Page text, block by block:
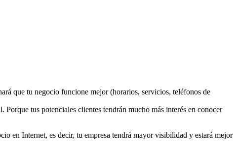
que tu negocio funcione mejor (horarios, servicios, teléfonos de
tus potenciales clientes tendrán mucho más interés en conocer
en Internet, es decir, tu empresa tendrá mayor visibilidad y estará mejor